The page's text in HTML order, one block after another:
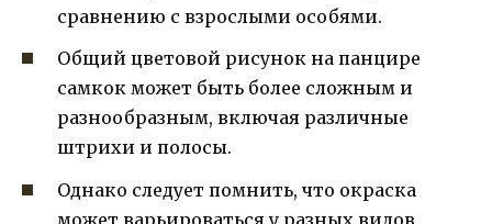
сравнению с взрослыми особями.
Общий цветовой рисунок на панцире
самкок может быть более сложным и
разнообразным, включая различные
штрихи и полосы.
Однако следует помнить, что окраска
может варьироваться у разных видов